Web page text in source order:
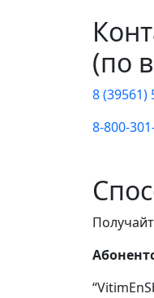
(по
8 (39561)
8-800-